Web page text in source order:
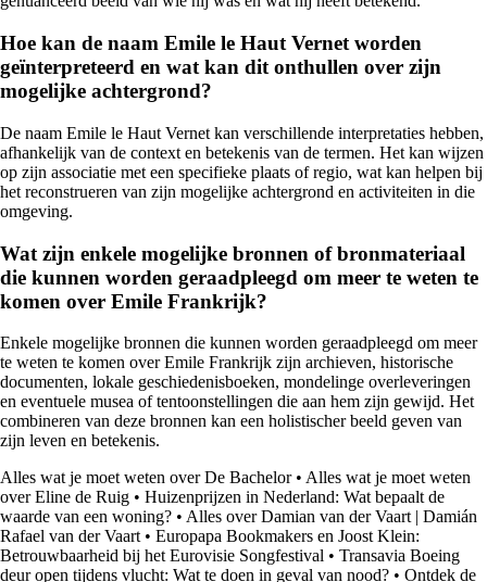
Hoe kan de naam Emile le Haut Vernet worden
geïnterpreteerd en wat kan dit onthullen over zijn
mogelijke achtergrond?
De naam Emile le Haut Vernet kan verschillende interpretaties hebben,
afhankelijk van de context en betekenis van de termen. Het kan wijzen
op zijn associatie met een specifieke plaats of regio, wat kan helpen bij
het reconstrueren van zijn mogelijke achtergrond en activiteiten in die
omgeving.
Wat zijn enkele mogelijke bronnen of bronmateriaal
die kunnen worden geraadpleegd om meer te weten te
komen over Emile Frankrijk?
Enkele mogelijke bronnen die kunnen worden geraadpleegd om meer
te weten te komen over Emile Frankrijk zijn archieven, historische
documenten, lokale geschiedenisboeken, mondelinge overleveringen
en eventuele musea of tentoonstellingen die aan hem zijn gewijd. Het
combineren van deze bronnen kan een holistischer beeld geven van
zijn leven en betekenis.
Alles wat je moet weten over De Bachelor• Alles wat je moet weten
over Eline de Ruig • Huizenprijzen in Nederland: Wat bepaalt de
waarde van een woning? • Alles over Damian van der Vaart | Damián
Rafael van der Vaart • Europapa Bookmakers en Joost Klein:
Betrouwbaarheid bij het Eurovisie Songfestival • Transavia Boeing
deur open tijdens vlucht: Wat te doen in geval van nood? • Ontdek de